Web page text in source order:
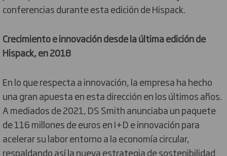
conferencias durante esta edición de Hispack.
Crecimiento e innovación desde la última edición de
Hispack, en 2018
En lo que respecta a innovación, la empresa ha hecho
una gran apuesta en esta dirección en los últimos años.
A mediados de 2021, DS Smith anunciaba un paquete
de 116 millones de euros en I+D e innovación para
acelerar su labor entorno a la economía circular,
respaldando así la nueva estrategia de sostenibilidad